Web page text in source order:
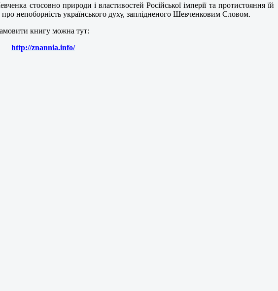
стосовно природи і властивостей Російської імперії та протистояння їй
непоборність українського духу, заплідненого Шевченковим Словом.
книгу можна тут:
http://znannia.info/